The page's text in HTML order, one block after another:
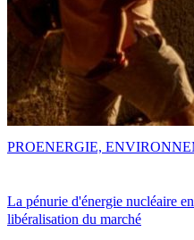
La pénurie d'énergie nucléaire
libéralisation du marché
PROENERGIE,